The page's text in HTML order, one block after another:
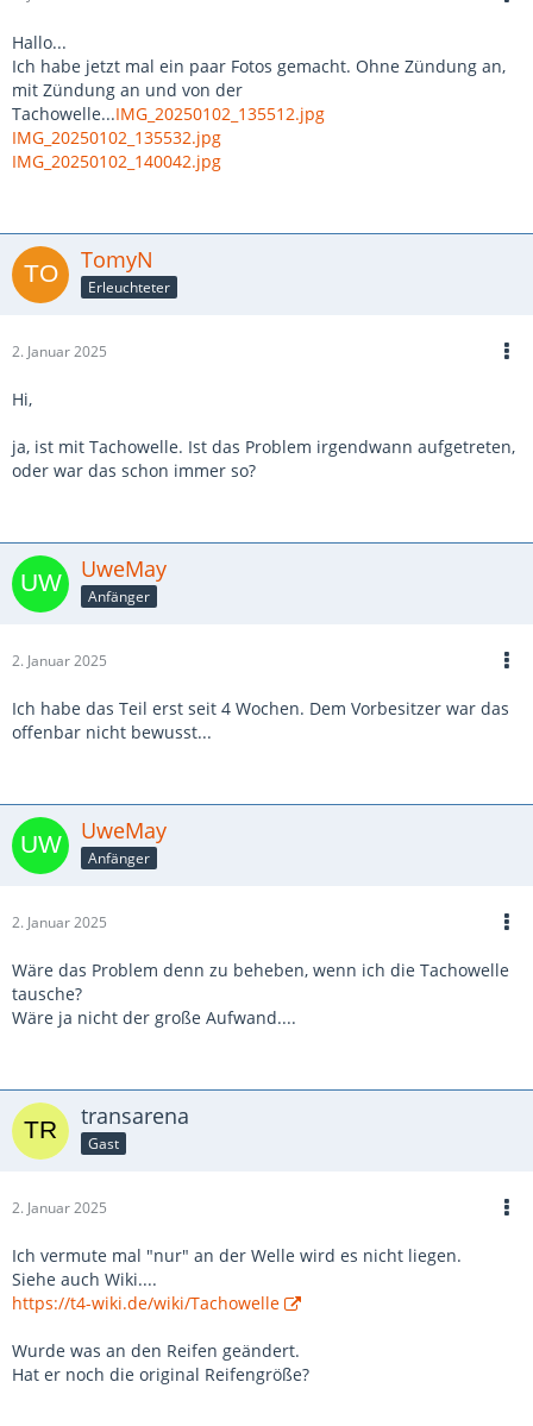
Hallo...
Ich habe jetzt mal ein paar Fotos gemacht. Ohne Zündung an,
mit Zündung an und von der
Tachowelle...IMG_20250102_135512.jpg
IMG_20250102_135532.jpg
IMG_20250102_140042.jpg
TomyN
Erleuchteter
2. Januar 2025
Hi,
ja, ist mit Tachowelle. Ist das Problem irgendwann aufgetreten,
oder war das schon immer so?
UweMay
Anfänger
2. Januar 2025
Ich habe das Teil erst seit 4 Wochen. Dem Vorbesitzer war das
offenbar nicht bewusst...
UweMay
Anfänger
2. Januar 2025
Wäre das Problem denn zu beheben, wenn ich die Tachowelle
tausche?
Wäre ja nicht der große Aufwand....
transarena
Gast
2. Januar 2025
Ich vermute mal "nur" an der Welle wird es nicht liegen.
Siehe auch Wiki....
https://t4-wiki.de/wiki/Tachowelle
Wurde was an den Reifen geändert.
Hat er noch die original Reifengröße?